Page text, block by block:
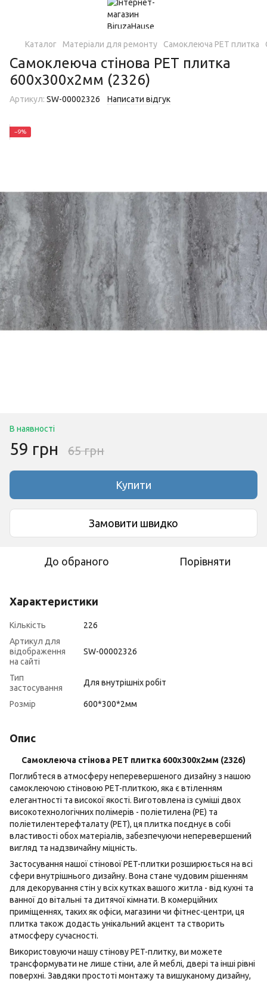
Каталог Матеріали для ремонту Самоклеюча PET плитка
Самоклеюча стінова PET плитка
600х300х2мм (2326)
Артикул: SW-00002326 Написати відгук
−9%
В наявності
59 грн 65 грн
Купити
Замовити швидко
До обраного Порівняти
Характеристики
Кількість
226
Артикул для
відображення
на сайті
SW-00002326
Тип
застосування
Для внутрішніх робіт
Розмір 600*300*2мм
Опис
Самоклеюча стінова PET плитка 600х300х2мм (2326)
Поглибтеся в атмосферу неперевершеного дизайну з нашою
самоклеючою стіновою PET-плиткою, яка є втіленням
елегантності та високої якості. Виготовлена із суміші двох
високотехнологічних полімерів - поліетилена (PE) та
поліетилентерефталату (PET), ця плитка поєднує в собі
властивості обох матеріалів, забезпечуючи неперевершений
вигляд та надзвичайну міцність.
Застосування нашої стінової PET-плитки розширюється на всі
сфери внутрішнього дизайну. Вона стане чудовим рішенням
для декорування стін у всіх кутках вашого житла - від кухні та
ванної до вітальні та дитячої кімнати. В комерційних
приміщеннях, таких як офіси, магазини чи фітнес-центри, ця
плитка також додасть унікальний акцент та створить
атмосферу сучасності.
Використовуючи нашу стінову PET-плитку, ви можете
трансформувати не лише стіни, але й меблі, двері та інші рівні
поверхні. Завдяки простоті монтажу та вишуканому дизайну,